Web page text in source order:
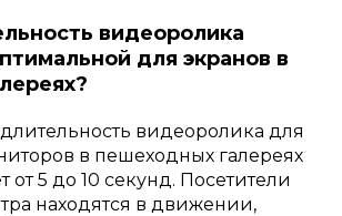
видеоролика
для экранов в
видеоролика для
в пешеходных галереях
от 5 до 10 секунд. Посетители
находятся в движении,